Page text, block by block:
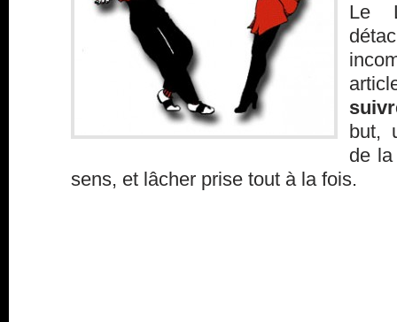
Le
but,
de
sens, et lâcher prise tout à la fois.